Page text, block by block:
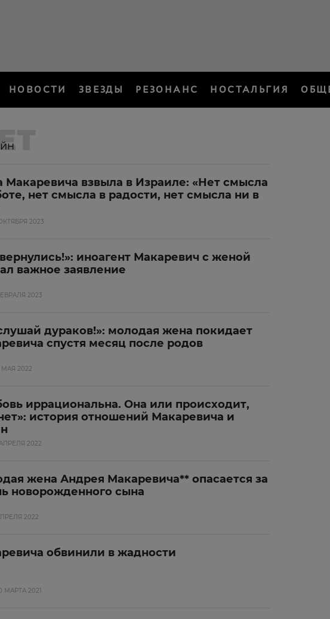
НОВОСТИ ЗВЕЗДЫ РЕЗОНАНС НОСТАЛЬГИЯ
Макаревича взвыла в Израиле: «Нет смысла
нет смысла в радости, нет смысла ни в
ОКТЯБРЯ 2023
иноагент Макаревич с женой
важное заявление
2023
дураков!»: молодая жена покидает
спустя месяц после родов
МАЯ 2022
иррациональна. Она или происходит,
история отношений Макаревича и
АПРЕЛЯ 2022
жена Андрея Макаревича** опасается за
новорожденного сына
2022
обвинили в жадности
МАРТА 2021